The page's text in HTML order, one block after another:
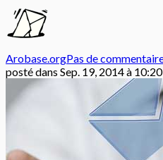
Arobase.orgPas de
posté dans Sep. 19, 2014 à